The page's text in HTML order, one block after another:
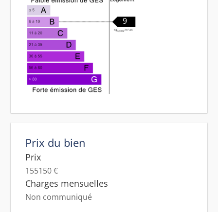
9
Prix du bien
Prix
155150 €
Charges mensuelles
Non communiqué